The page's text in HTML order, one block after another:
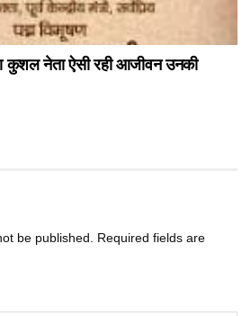
कुशल नेता ऐसी रही आजीवन उनकी
be published. Required fields are